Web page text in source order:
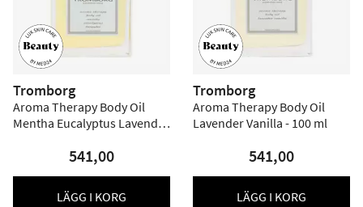
Tromborg
Aroma Therapy Body Oil
Mentha Eucalyptus Lavender
541,00
LÄGG I KORG
Tromborg
Aroma Therapy Body Oil
Lavender Vanilla - 100 ml
541,00
LÄGG I KORG